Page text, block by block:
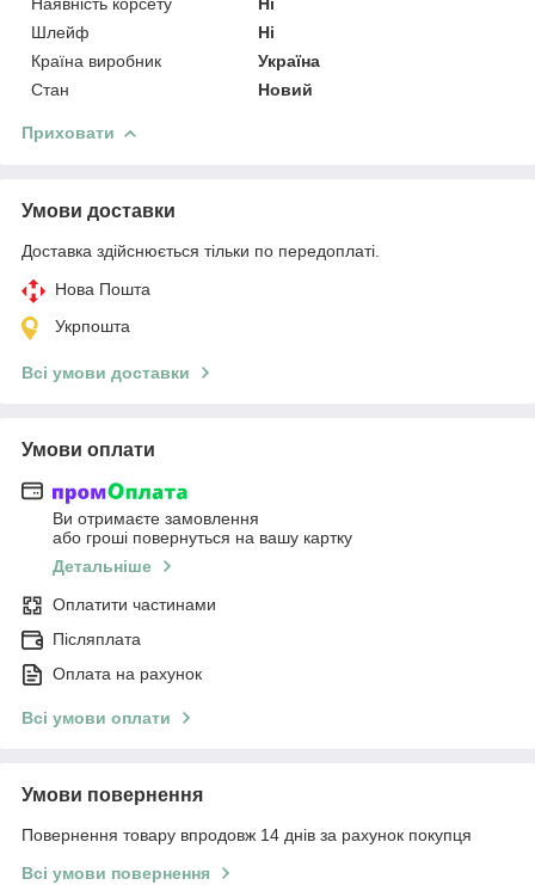
Шлейф
Ні
Країна виробник
Україна
Стан
Новий
Приховати
Умови доставки
Доставка здійснюється тільки по передоплаті.
Нова Пошта
Укрпошта
Всі умови доставки
Умови оплати
Ви отримаєте замовлення
або гроші повернуться на вашу картку
Детальніше
Оплатити частинами
Післяплата
Оплата на рахунок
Всі умови оплати
Умови повернення
Повернення товару впродовж 14 днів за рахунок покупця
Всі умови повернення